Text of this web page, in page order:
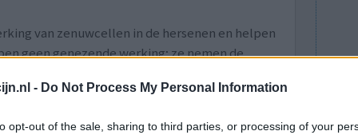
- Do Not Process My Personal Information
opt-out of the sale, sharing to third parties, or processing of your
van zenuwcellen in de hersenen en helpen
geen genezende werking; ze nemen de
problemen niet op. De medicatie
Antipsychotica komen vaak met veel
duidelijk is of het ook goed helpt tegen de